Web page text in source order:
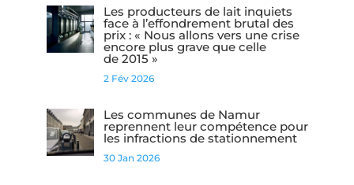
Les producteurs de lait inquiets
face à l’effondrement brutal des
prix : « Nous allons vers une crise
encore plus grave que celle
de 2015 »
2 Fév 2026
Les communes de Namur
reprennent leur compétence pour
les infractions de stationnement
30 Jan 2026